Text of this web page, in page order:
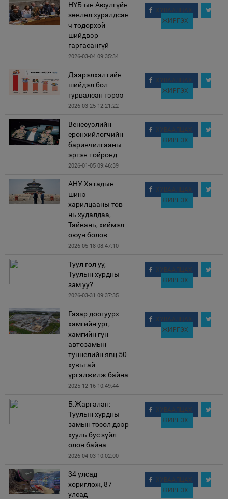
НҮБ-ын Аюулгүйн
зөвлөл хуралдсан
ч тодорхой
шийдвэр
гаргасангүй
2026-03-04 09:35:34
ХУВААЛЦАХ
ЖИРГЭХ
Дээрэлхэлтийн
шийдэл бол
гурвалсан гэрээ
2026-03-25 12:21:22
ХУВААЛЦАХ
ЖИРГЭХ
Венесуэлийн
ерөнхийлөгчийн
баривчилгааны
эргэн тойронд
2026-01-05 09:46:39
ХУВААЛЦАХ
ЖИРГЭХ
АНУ-Хятадын
шинэ
харилцааны төв
нь худалдаа,
Тайвань, хиймэл
оюун болов
2026-05-18 08:47:10
ХУВААЛЦАХ
ЖИРГЭХ
Туул гол уу,
Туулын хурдны
зам уу?
2026-03-31 09:37:35
ХУВААЛЦАХ
ЖИРГЭХ
Газар доогуурх
хамгийн урт,
хамгийн гүн
автозамын
туннелийн явц 50
хувьтай
үргэлжилж байна
2025-12-16 10:49:44
ХУВААЛЦАХ
ЖИРГЭХ
Б.Жаргалан:
Туулын хурдны
замын төсөл дээр
хууль бус зүйл
олон байна
2026-04-03 10:02:00
ХУВААЛЦАХ
ЖИРГЭХ
34 улсад
хориглож, 87
улсад
ХУВААЛЦАХ
ЖИРГЭХ